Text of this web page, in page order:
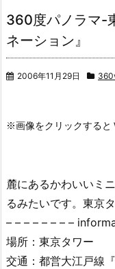
360度パノラマ-
ネーション』
2006年11月29日
麓にあるかわいいミ
るみたいです。東京
– – – – – – – –
場所：東京タワー
交通：都営大江戸線